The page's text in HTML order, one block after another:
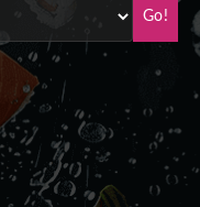
Go!